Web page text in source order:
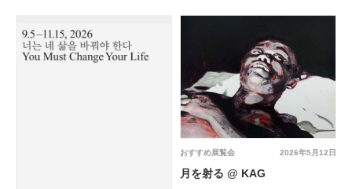
2026年5月12日
おすすめ展覧会
月を射る @ KAG